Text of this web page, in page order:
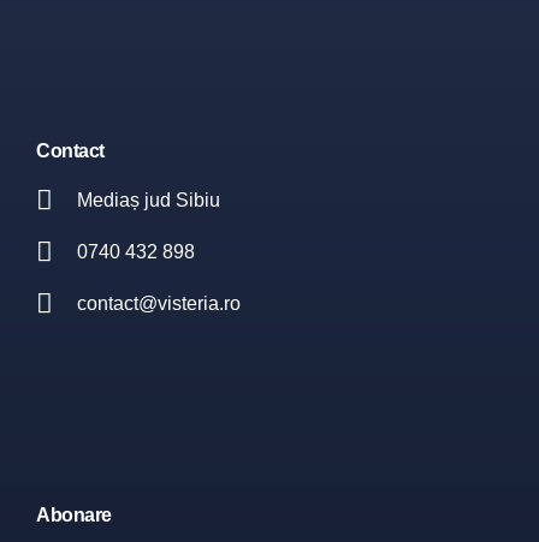
Contact
Mediaș jud Sibiu
0740 432 898
contact@visteria.ro
Abonare